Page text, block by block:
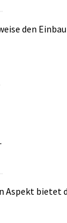
den
bietet